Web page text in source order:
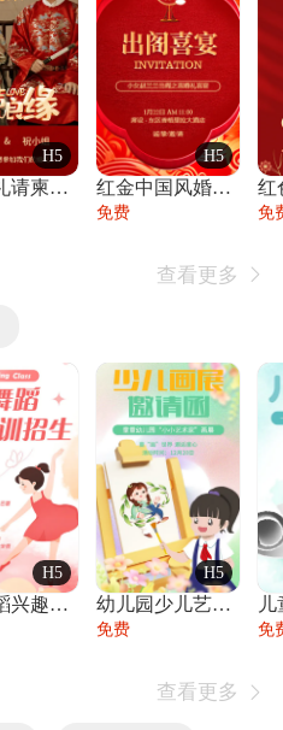
H5
轻奢婚礼请柬婚礼邀请函结婚照请帖
H5
红金中国风婚礼请柬出阁喜宴嫁女请帖出阁宴
免费 免
查看更多 
H5
少儿舞蹈兴趣班艺术培训学校招生宣传
H5
幼儿园少儿艺术展览绘画展摄影作品展美术展
免费 免
查看更多 